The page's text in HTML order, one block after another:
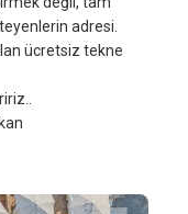
adresi.
ücretsiz tekne